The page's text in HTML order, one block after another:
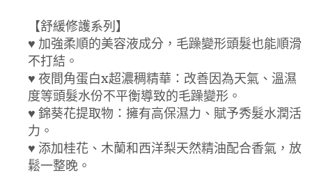
【舒緩修護系列】
♥ 加強柔順的美容液成分，毛躁變形頭髮也能順滑
不打結。
♥ 夜間角蛋白x超濃稠精華：改善因為天氣、溫濕
度等頭髮水份不平衡導致的毛躁變形。
♥ 錦葵花提取物：擁有高保濕力、賦予秀髮水潤活
力。
♥ 添加桂花、木蘭和西洋梨天然精油配合香氣，放
鬆一整晚。